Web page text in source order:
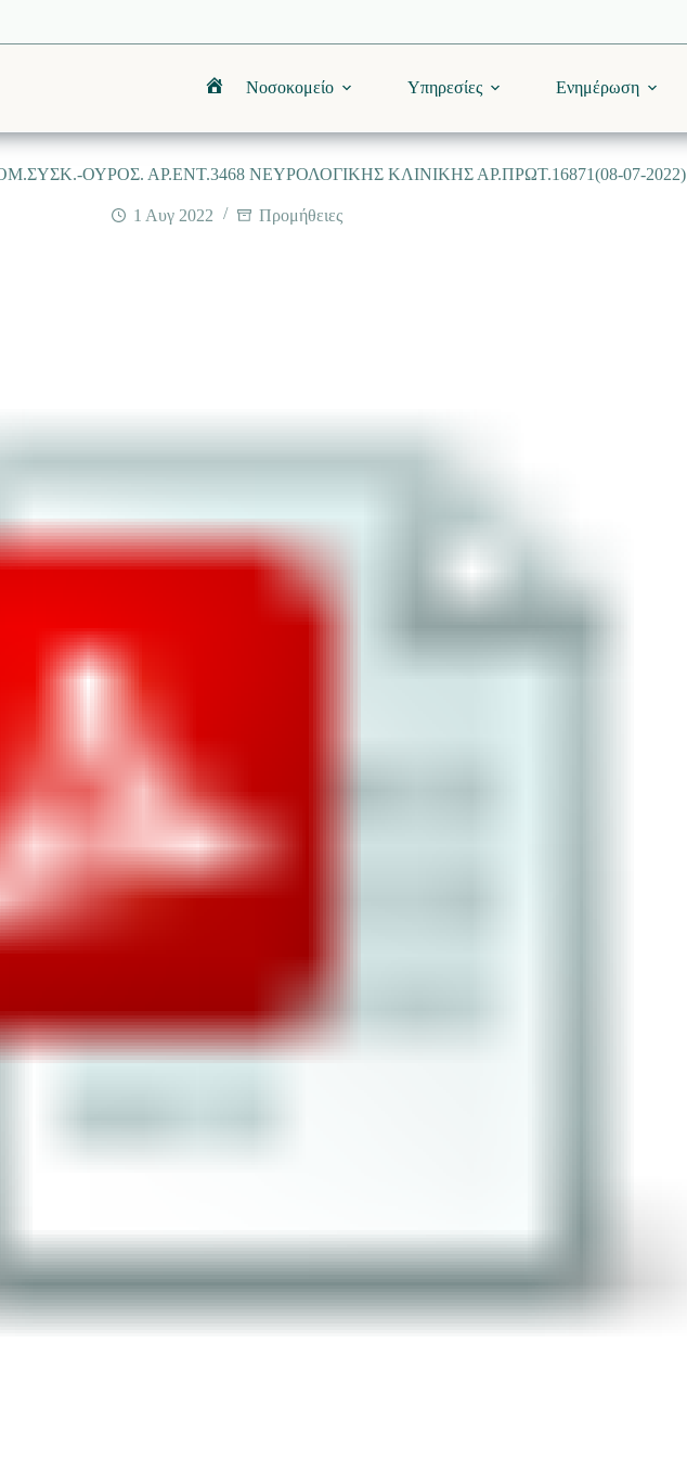
ΑρχικήΝοσοκομείο Υπηρεσίες Ενημέρωση
ΟΥΡΟΣ. ΑΡ.ΕΝΤ.3468 ΝΕΥΡΟΛΟΓΙΚΗΣ ΚΛΙΝΙΚΗΣ ΑΡ.ΠΡΩΤ.16871(08-07-2022)
1 Αυγ 2022 Προμήθειες